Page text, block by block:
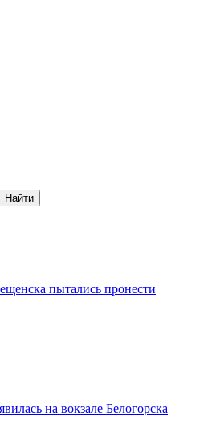
Найти
пытались пронести
на вокзале Белогорска